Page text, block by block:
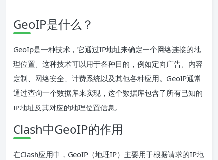
GeoIP是什么？
GeoIp是一种技术，它通过IP地址来确定一个网络连接的地
理位置。这种技术可以用于各种目的，例如定向广告、内容
定制、网络安全、计费系统以及其他各种应用。GeoIP通常
通过查询一个数据库来实现，这个数据库包含了所有已知的
IP地址及其对应的地理位置信息。
Clash中GeoIP的作用
在Clash应用中，GeoIP（地理IP）主要用于根据请求的IP地